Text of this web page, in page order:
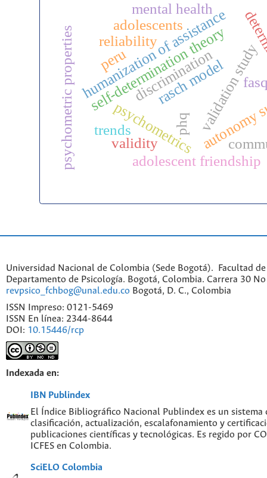
psychometrics
humanization of assistancevalidation study
adolescent friendship
rasch model
self-determination theory
phq
validity
reliability
psychometric properties
adolescents
mental health
trends
discrimination
peru
Universidad Nacional de Colombia (Sede Bogotá). Facultad de
Departamento de Psicología. Bogotá, Colombia. Carrera 30
revpsico_fchbog@unal.edu.co Bogotá, D. C., Colombia
ISSN Impreso: 0121-5469
ISSN En línea: 2344-8644
DOI: 10.15446/rcp
Indexada en:
IBN Publindex
El Índice Bibliográfico Nacional Publindex es un
clasificación, actualización, escalafonamiento y
publicaciones científicas y tecnológicas. Es regido por
ICFES en Colombia.
SciELO Colombia